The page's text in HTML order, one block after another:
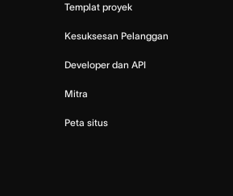
Templat proyek
Kesuksesan Pelanggan
Developer dan API
Mitra
Peta situs